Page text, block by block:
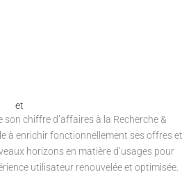
et
son chiffre d’affaires à la Recherche &
à enrichir fonctionnellement ses offres et
horizons en matière d’usages pour
utilisateur renouvelée et optimisée.